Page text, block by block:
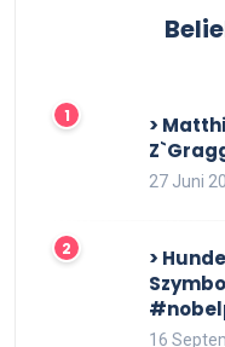
>
27 Juni
>
16